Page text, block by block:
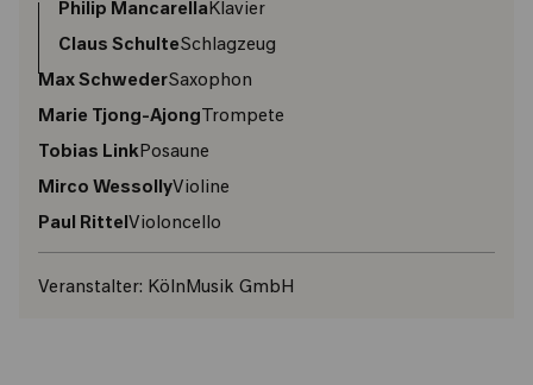
Philip MancarellaKlavier
Claus SchulteSchlagzeug
Max SchwederSaxophon
Marie Tjong-Ajong Trompete
Tobias LinkPosaune
Mirco WessollyVioline
Paul RittelVioloncello
Veranstalter: KölnMusik GmbH